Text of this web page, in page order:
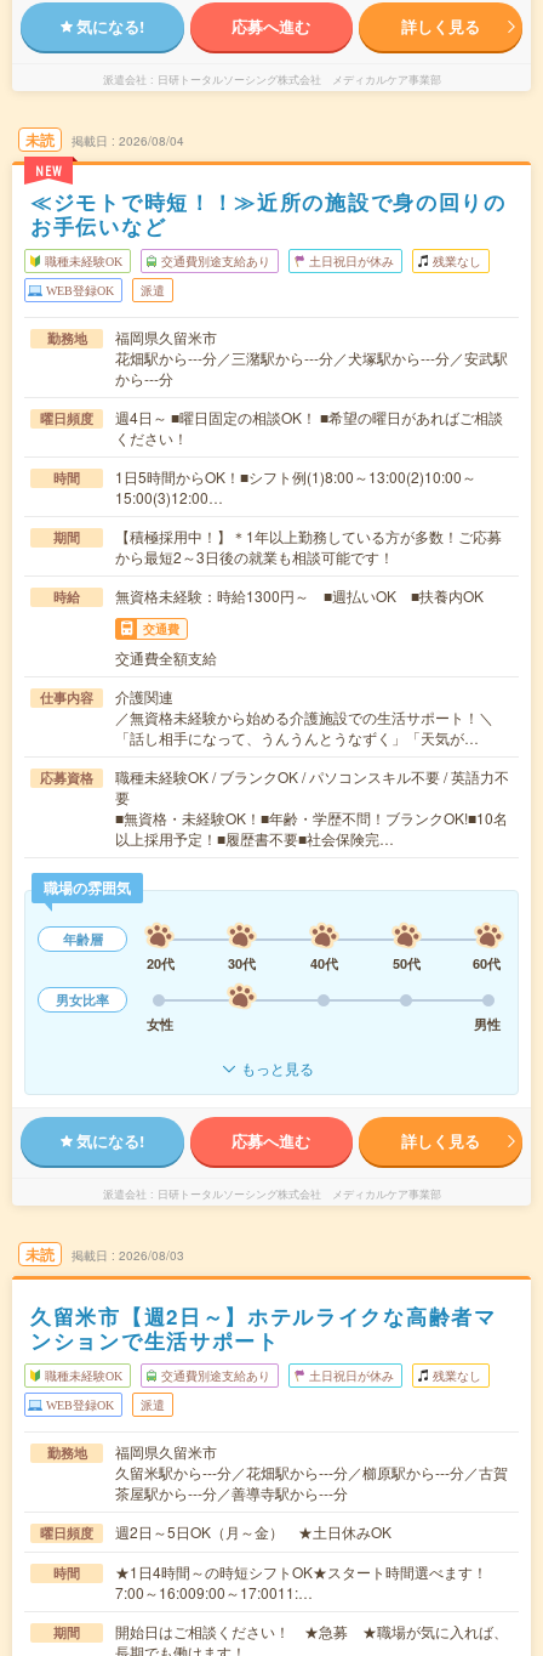
気になる! 応募へ進む 詳しく見る
派遣会社 日研トータルソーシング株式会社 メディカルケア事業部
未読
NEW
掲載日 2026/08/04
≪ジモトで時短！！≫近所の施設で身の回りの
お手伝いなど
職種未経験OK 交通費別途支給あり 土日祝日が休み 残業なし
WEB登録OK 派遣
勤務地
福岡県久留米市
花畑駅から---分／三潴駅から---分／犬塚駅から---分／安武駅
から---分
曜日頻度
週4日～ ■曜日固定の相談OK！ ■希望の曜日があればご相談
ください！
時間
1日5時間からOK！■シフト例(1)8:00～13:00(2)10:00～
15:00(3)12:00…
期間
【積極採用中！】＊1年以上勤務している方が多数！ご応募
から最短2～3日後の就業も相談可能です！
時給 無資格未経験：時給1300円～ ■週払いOK ■扶養内OK
交通費
交通費全額支給
仕事内容
介護関連
／無資格未経験から始める介護施設での生活サポート！＼
「話し相手になって、うんうんとうなずく」「天気が…
応募資格
職種未経験OK / ブランクOK / パソコンスキル不要 / 英語力不
要
■無資格・未経験OK！■年齢・学歴不問！ブランクOK!■10名
以上採用予定！■履歴書不要■社会保険完…
職場の雰囲気
年齢層
20代
30代 40代 50代
60代
男女比率
女性
男性
もっと見る
気になる! 応募へ進む 詳しく見る
派遣会社 日研トータルソーシング株式会社 メディカルケア事業部
未読 掲載日 2026/08/03
久留米市【週2日～】ホテルライクな高齢者マ
ンションで生活サポート
職種未経験OK 交通費別途支給あり 土日祝日が休み 残業なし
WEB登録OK 派遣
勤務地
福岡県久留米市
久留米駅から---分／花畑駅から---分／櫛原駅から---分／古賀
茶屋駅から---分／善導寺駅から---分
曜日頻度 週2日～5日OK（月～金） ★土日休みOK
時間
★1日4時間～の時短シフトOK★スタート時間選べます！
7:00～16:009:00～17:0011:…
期間
開始日はご相談ください！ ★急募 ★職場が気に入れば、
長期でも働けます！